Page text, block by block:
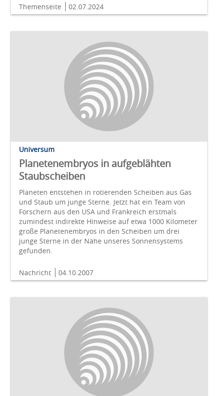
Themenseite 02.07.2024
Universum
Planetenembryos in aufgeblähten
Staubscheiben
Planeten entstehen in rotierenden Scheiben aus Gas
und Staub um junge Sterne. Jetzt hat ein Team von
Forschern aus den USA und Frankreich erstmals
zumindest indirekte Hinweise auf etwa 1000 Kilometer
große Planetenembryos in den Scheiben um drei
junge Sterne in der Nähe unseres Sonnensystems
gefunden.
Nachricht 04.10.2007